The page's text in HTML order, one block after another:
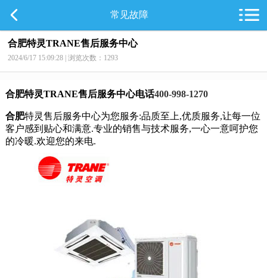
常见故障
合肥特灵TRANE售后服务中心
2024/6/17 15:09:28 | 浏览次数：1293
合肥特灵TRANE售后服务中心电话400-998-1270
合肥特灵售后服务中心为您服务:品质至上,优质服务,让每一位
客户感到贴心和满意.专业的销售与技术服务,一心一意呵护您
的冷暖.欢迎您的来电.